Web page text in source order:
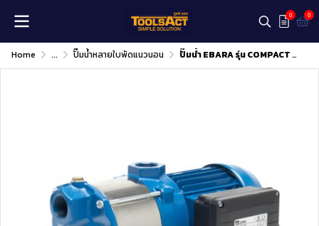
0 0
Home ... ปั๊มน้ำหลายใบพัดแนวนอน ปั๊มน้ำ EBARA รุ่น COMPACT AM/6